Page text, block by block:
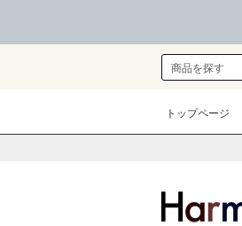
トップページ